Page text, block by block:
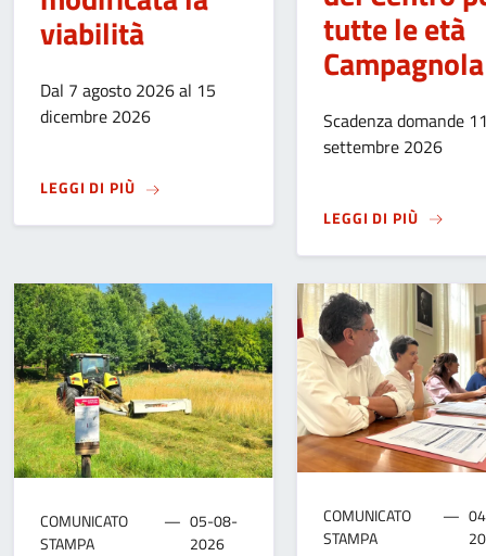
viabilità
Dal 7 agosto 2026 al 15
dicembre 2026
LEGGI DI PIÙSUCOMPLETAMENTO LAVORI PER DEL
tutte le età
Campagnola
Scadenza domande
settembre 2026
LEGGI DI PIÙSU
COMUNICATO
STAMPA
05-08-
2026
COMUNICATO
STAMPA